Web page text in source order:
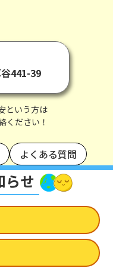
441-39
という方は
ください！
よくある質問
らせ